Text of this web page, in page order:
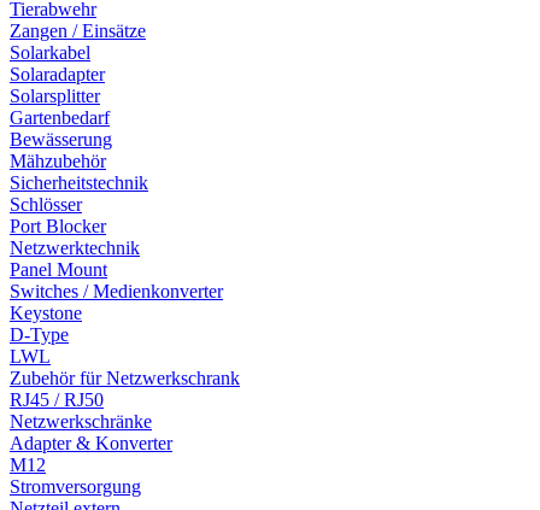
Tierabwehr
Zangen / Einsätze
Solarkabel
Solaradapter
Solarsplitter
Gartenbedarf
Bewässerung
Mähzubehör
Sicherheitstechnik
Schlösser
Port Blocker
Netzwerktechnik
Panel Mount
Switches / Medienkonverter
Keystone
D-Type
LWL
Zubehör für Netzwerkschrank
RJ45 / RJ50
Netzwerkschränke
Adapter & Konverter
M12
Stromversorgung